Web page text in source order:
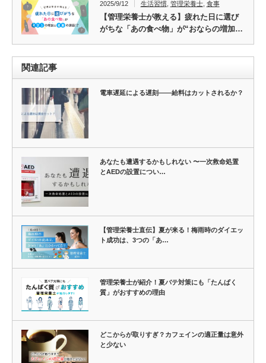
2025/9/12 生活習慣, 管理栄養士, 食事
【管理栄養士が教える】疲れた日に選び
がちな「あの食べ物」が“おならの増加…
関連記事
電車遅延による遅刻――給料はカットされるか？
あなたも遭遇するかもしれない 〜一次救命処置
とAEDの設置につい…
【管理栄養士直伝】夏が来る！梅雨時のダイエッ
ト成功は、3つの「あ…
管理栄養士が紹介！夏バテ対策にも「たんぱく
質」がおすすめの理由
どこからが取りすぎ？カフェインの適正量は意外
と少ない